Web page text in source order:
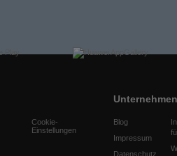
Cookie-
Einstellungen
Unternehmen
Blog
Impressum
Datenschutz